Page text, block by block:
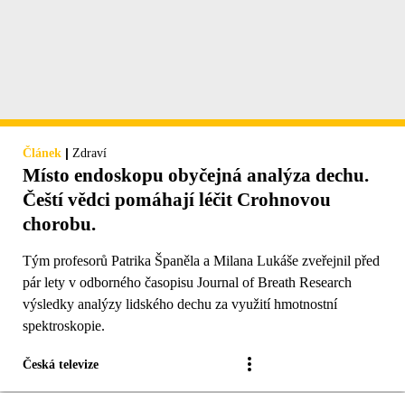
Článek | Zdraví
Místo endoskopu obyčejná analýza dechu.
Čeští vědci pomáhají léčit Crohnovou
chorobu.
Tým profesorů Patrika Španěla a Milana Lukáše zveřejnil před
pár lety v odborného časopisu Journal of Breath Research
výsledky analýzy lidského dechu za využití hmotnostní
spektroskopie.
Česká televize